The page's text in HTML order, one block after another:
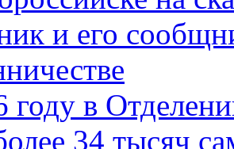
и его
году в
34 тысяч